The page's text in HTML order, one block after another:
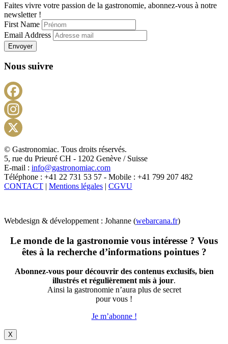
Faites vivre votre passion de la gastronomie, abonnez-vous à notre
newsletter !
First Name
Email Address
Envoyer
Nous suivre
X
© Gastronomiac. Tous droits réservés.
5, rue du Prieuré CH - 1202 Genève / Suisse
E-mail : info@gastronomiac.com
Téléphone : +41 22 731 53 57 - Mobile : +41 799 207 482
CONTACT | Mentions légales | CGVU
Webdesign & développement : Johanne (webarcana.fr)
Le monde de la gastronomie vous intéresse ? Vous
êtes à la recherche d’informations pointues ?
Abonnez-vous pour découvrir des contenus exclusifs, bien
illustrés et régulièrement mis à jour.
Ainsi la gastronomie n’aura plus de secret
pour vous !
Je m’abonne !
X